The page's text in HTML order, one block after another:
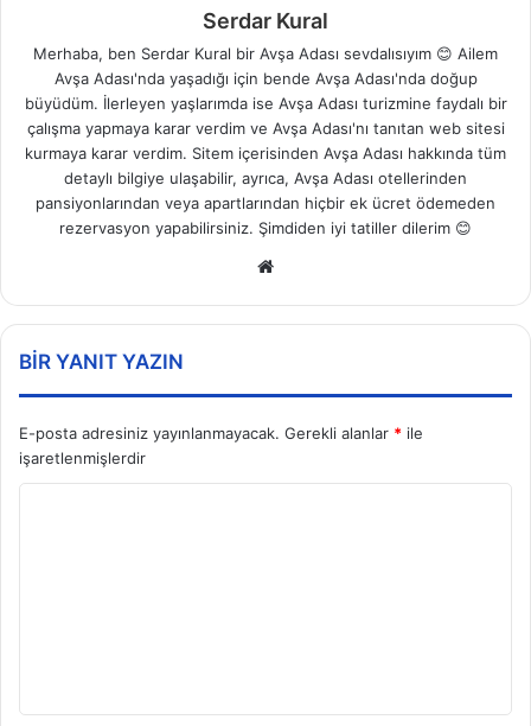
Serdar Kural
Merhaba, ben Serdar Kural bir Avşa Adası sevdalısıyım 😊 Ailem
Avşa Adası'nda yaşadığı için bende Avşa Adası'nda doğup
büyüdüm. İlerleyen yaşlarımda ise Avşa Adası turizmine faydalı bir
çalışma yapmaya karar verdim ve Avşa Adası'nı tanıtan web sitesi
kurmaya karar verdim. Sitem içerisinden Avşa Adası hakkında tüm
detaylı bilgiye ulaşabilir, ayrıca, Avşa Adası otellerinden
pansiyonlarından veya apartlarından hiçbir ek ücret ödemeden
rezervasyon yapabilirsiniz. Şimdiden iyi tatiller dilerim 😊
Web
BIR YANIT YAZIN
E-posta adresiniz yayınlanmayacak. Gerekli alanlar * ile
işaretlenmişlerdir